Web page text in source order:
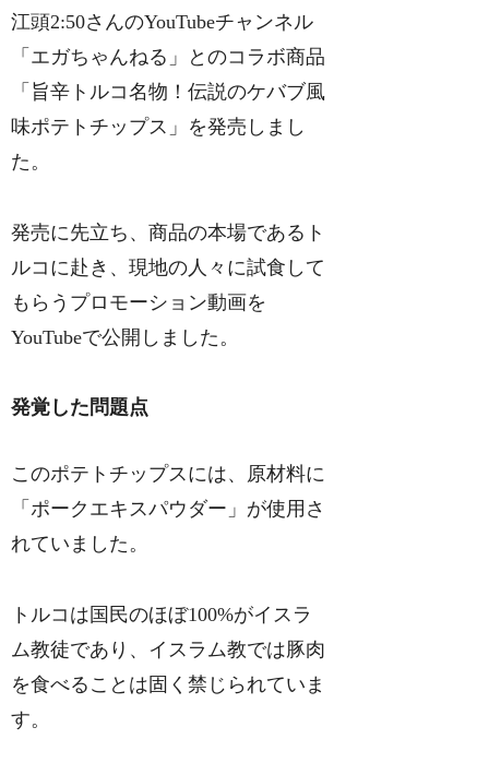
江頭2:50さんのYouTubeチャンネル
「エガちゃんねる」とのコラボ商品
「旨辛トルコ名物！伝説のケバブ風
味ポテトチップス」を発売しまし
た。
発売に先立ち、商品の本場であるト
ルコに赴き、現地の人々に試食して
もらうプロモーション動画を
YouTubeで公開しました。
発覚した問題点
このポテトチップスには、原材料に
「ポークエキスパウダー」が使用さ
れていました。
トルコは国民のほぼ100%がイスラ
ム教徒であり、イスラム教では豚肉
を食べることは固く禁じられていま
す。